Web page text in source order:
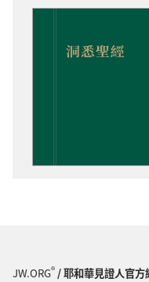
JW.ORG®/ 耶和華見證人官方